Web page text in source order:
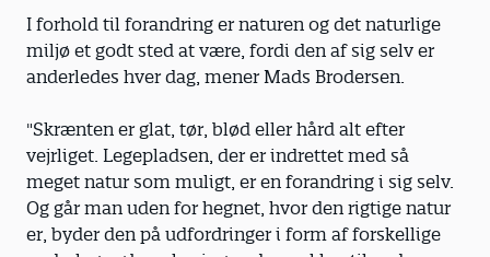
I forhold til forandring er naturen og det naturlige
miljø et godt sted at være, fordi den af sig selv er
anderledes hver dag, mener Mads Brodersen.
"Skrænten er glat, tør, blød eller hård alt efter
vejrliget. Legepladsen, der er indrettet med så
meget natur som muligt, er en forandring i sig selv.
Og går man uden for hegnet, hvor den rigtige natur
er, byder den på udfordringer i form af forskellige